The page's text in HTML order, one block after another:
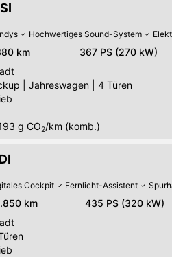
Hochwertiges Sound-System
km 367 PS (270 kW)
Jahreswagen
4 Türen
g CO2/km (komb.)
Cockpit Fernlicht-Assistent
km 435 PS (320 kW)